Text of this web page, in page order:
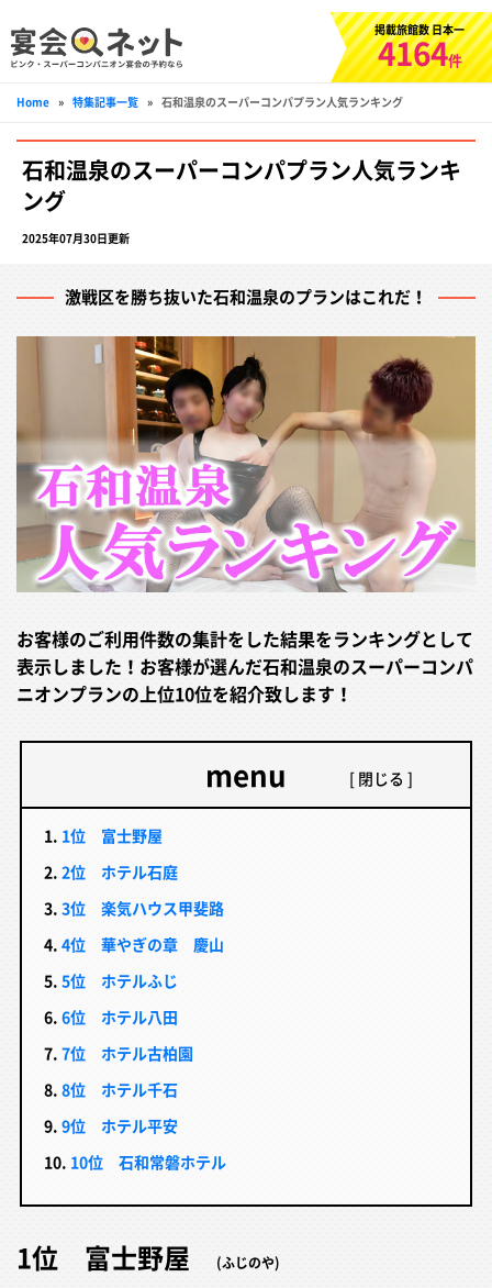
掲載旅館数 日本一
4164件
Home » 特集記事一覧 » 石和温泉のスーパーコンパプラン人気ランキング
石和温泉のスーパーコンパプラン人気ランキ
ング
2025年07月30日更新
激戦区を勝ち抜いた石和温泉のプランはこれだ！
お客様のご利用件数の集計をした結果をランキングとして
表示しました！お客様が選んだ石和温泉のスーパーコンパ
ニオンプランの上位10位を紹介致します！
menu
1位 富士野屋
2位 ホテル石庭
3位 楽気ハウス甲斐路
4位 華やぎの章 慶山
5位 ホテルふじ
6位 ホテル八田
7位 ホテル古柏園
8位 ホテル千石
9位 ホテル平安
10位 石和常磐ホテル
1位 富士野屋 (ふじのや)